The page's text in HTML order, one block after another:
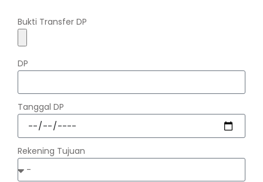
Bukti Transfer DP
DP
Tanggal DP
Rekening Tujuan